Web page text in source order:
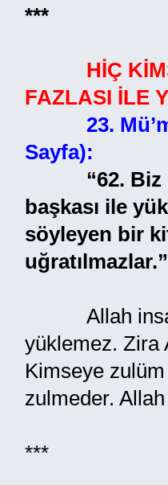
***
HİÇ
FAZLASI İLE
23.
Sayfa):
“62. Biz
başkası ile
söyleyen bir
uğratılmazlar.”
Allah insan
yüklemez. Zira
Kimseye
zulmeder.
***